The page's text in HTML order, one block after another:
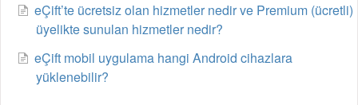
eÇift’te ücretsiz olan hizmetler nedir ve Premium (ücretli)
üyelikte sunulan hizmetler nedir?
eÇift mobil uygulama hangi Android cihazlara
yüklenebilir?